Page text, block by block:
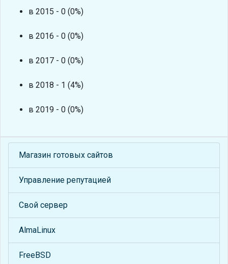
в 2015 - 0 (0%)
в 2016 - 0 (0%)
в 2017 - 0 (0%)
в 2018 - 1 (4%)
в 2019 - 0 (0%)
Магазин готовых сайтов
Управление репутацией
Свой сервер
AlmaLinux
FreeBSD